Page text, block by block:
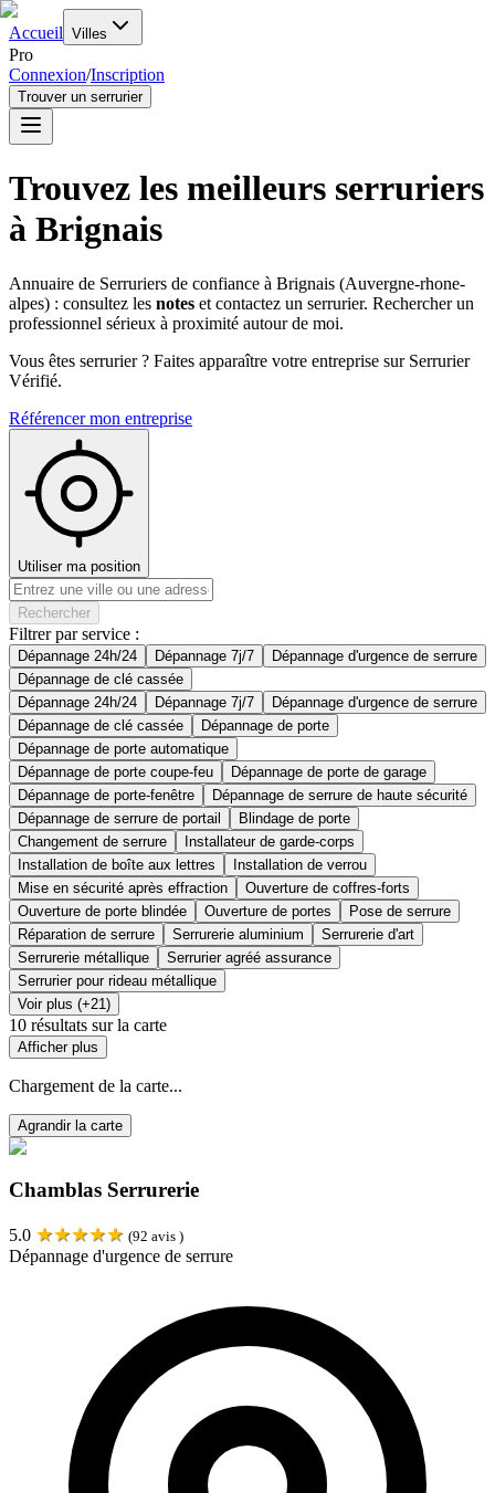
Accueil Villes
Pro
Connexion/Inscription
Trouver un serrurier
Trouvez les meilleurs serruriers
à Brignais
Annuaire de Serruriers de confiance à Brignais (Auvergne-rhone-
alpes) : consultez les notes et contactez un serrurier. Rechercher un
professionnel sérieux à proximité autour de moi.
Vous êtes serrurier ? Faites apparaître votre entreprise sur Serrurier
Vérifié.
Référencer mon entreprise
Utiliser ma position
Rechercher
Filtrer par service :
Dépannage 24h/24 Dépannage 7j/7
Dépannage d'urgence de serrure
Dépannage de clé cassée
Dépannage 24h/24
Dépannage 7j/7
Dépannage d'urgence de serrure
Dépannage de clé cassée
Dépannage de porte
Dépannage de porte automatique
Dépannage de porte coupe-feu
Dépannage de porte de garage
Dépannage de porte-fenêtre
Dépannage de serrure de haute sécurité
Dépannage de serrure de portail
Blindage de porte
Changement de serrure
Installateur de garde-corps
Installation de boîte aux lettres
Installation de verrou
Mise en sécurité après effraction
Ouverture de coffres-forts
Ouverture de porte blindée
Ouverture de portes
Pose de serrure
Réparation de serrure
Serrurerie aluminium
Serrurerie d'art
Serrurerie métallique
Serrurier agréé assurance
Serrurier pour rideau métallique
Voir plus (+21)
10 résultats sur la carte
Afficher plus
Chargement de la carte...
Agrandir la carte
Chamblas Serrurerie
5.0 ★★★★★ (92 avis )
Dépannage d'urgence de serrure